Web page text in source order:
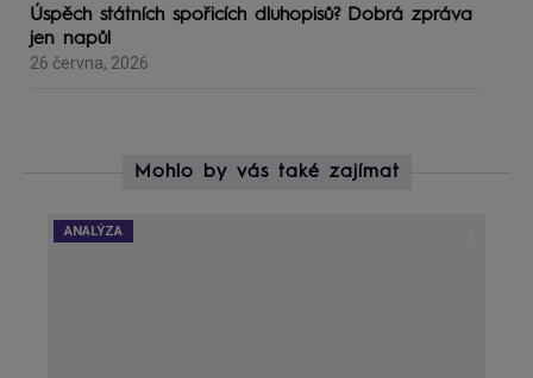
Úspěch státních spořicích dluhopisů? Dobrá zpráva
jen napůl
26 června, 2026
Mohlo by vás také zajímat
ANALÝZA